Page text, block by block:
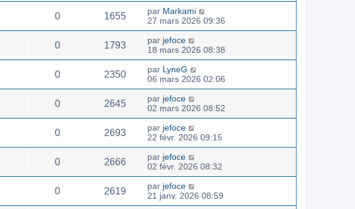
0 1655 par Markami
27 mars 2026 09:36
0 1793 par jefoce
18 mars 2026 08:38
0 2350 par LyneG
06 mars 2026 02:06
0 2645 par jefoce
02 mars 2026 08:52
0 2693 par jefoce
22 févr. 2026 09:15
0 2666 par jefoce
02 févr. 2026 08:32
0 2619 par jefoce
21 janv. 2026 08:59